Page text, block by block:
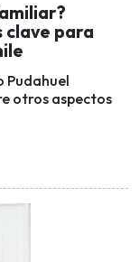
clave para
Pudahuel
otros aspectos